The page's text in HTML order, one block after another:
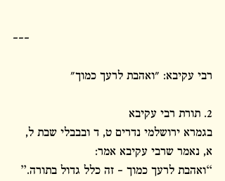
---
רבי עקיבא: "ואהבת לרעך כמוך"
2. תורת רבי עקיבא
בגמרא ירושלמי נדרים ט, ד ובבבלי שבת ל,
א, נאמר שרבי עקיבא אמר:
“ואהבת לרעך כמוך – זה כלל גדול בתורה.”